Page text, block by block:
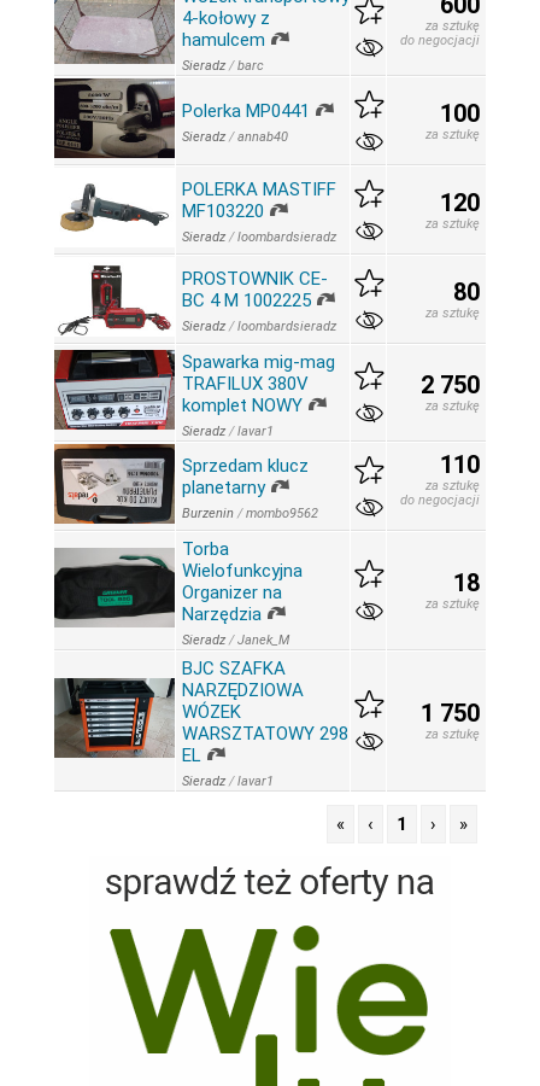
4-kołowy z
hamulcem
Sieradz /barc
za sztukę
do negocjacji
Polerka MP0441
Sieradz /annab40
100
za sztukę
POLERKA MASTIFF
MF103220
Sieradz /loombardsieradz
120
za sztukę
PROSTOWNIK CE-
BC 4 M 1002225
Sieradz /loombardsieradz
80
za sztukę
Spawarka mig-mag
TRAFILUX 380V
komplet NOWY
Sieradz /lavar1
2 750
za sztukę
Sprzedam klucz
planetarny
Burzenin /mombo9562
110
za sztukę
do negocjacji
Torba
Wielofunkcyjna
Organizer na
Narzędzia
Sieradz /Janek_M
18
za sztukę
BJC SZAFKA
NARZĘDZIOWA
WÓZEK
WARSZTATOWY 298
EL
Sieradz /lavar1
1 750
za sztukę
« ‹ 1 › »